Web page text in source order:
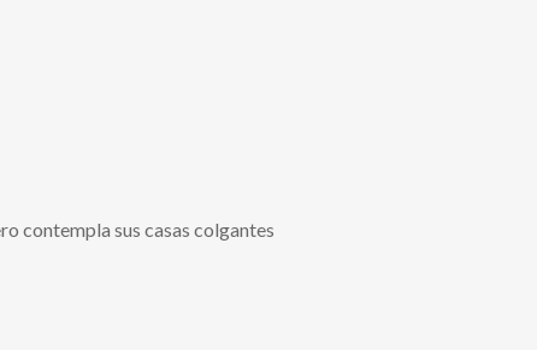
contempla sus casas colgantes